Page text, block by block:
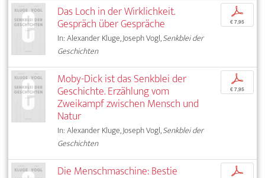
Das Loch in der Wirklichkeit.
Gespräch über Gespräche
In: Alexander Kluge, Joseph Vogl,Senkblei der
Geschichten
p
€ 7,95
Moby-Dick ist das Senkblei der
Geschichte. Erzählung vom
Zweikampf zwischen Mensch und
Natur
In: Alexander Kluge, Joseph Vogl,Senkblei der
Geschichten
p
€ 7,95
Die Menschmaschine: Bestie p